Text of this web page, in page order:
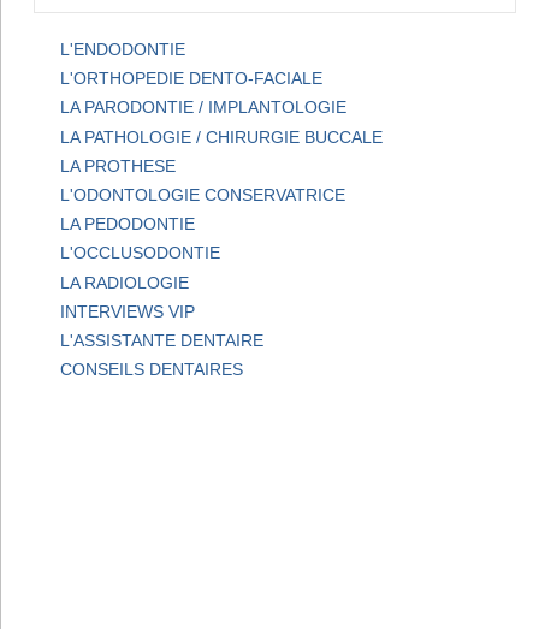
L'ENDODONTIE
L'ORTHOPEDIE DENTO-FACIALE
LA PARODONTIE / IMPLANTOLOGIE
LA PATHOLOGIE / CHIRURGIE BUCCALE
LA PROTHESE
L'ODONTOLOGIE CONSERVATRICE
LA PEDODONTIE
L'OCCLUSODONTIE
LA RADIOLOGIE
INTERVIEWS VIP
L'ASSISTANTE DENTAIRE
CONSEILS DENTAIRES